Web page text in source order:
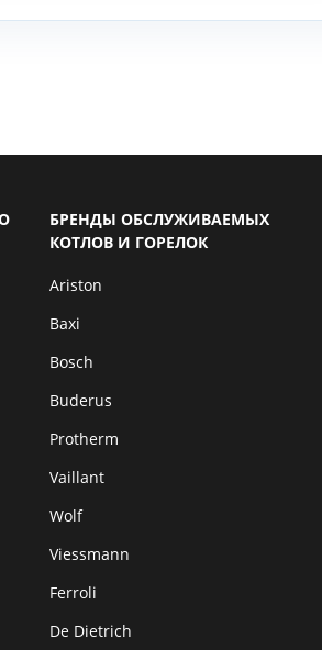
БРЕНДЫ ОБСЛУЖИВАЕМЫХ
КОТЛОВ И ГОРЕЛОК
Ariston
Baxi
Bosch
Buderus
Protherm
Vaillant
Wolf
Viessmann
Ferroli
De Dietrich